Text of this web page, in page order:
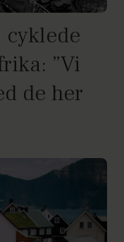
cyklede
”Vi
de her